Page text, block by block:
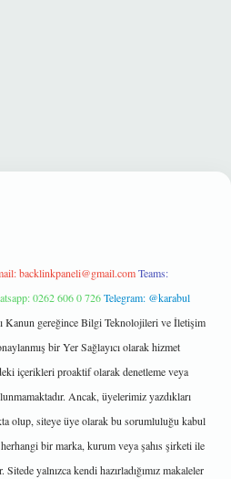
backlinkpaneli@gmail.com Teams:
0262 606 0 726Telegram: @karabul
Kanun gereğince Bilgi Teknolojileri ve İletişim
bir Yer Sağlayıcı olarak hizmet
içerikleri proaktif olarak denetleme veya
Ancak, üyelerimiz yazdıkları
olup, siteye üye olarak bu sorumluluğu kabul
bir marka, kurum veya şahıs şirketi ile
yalnızca kendi hazırladığımız makaleler